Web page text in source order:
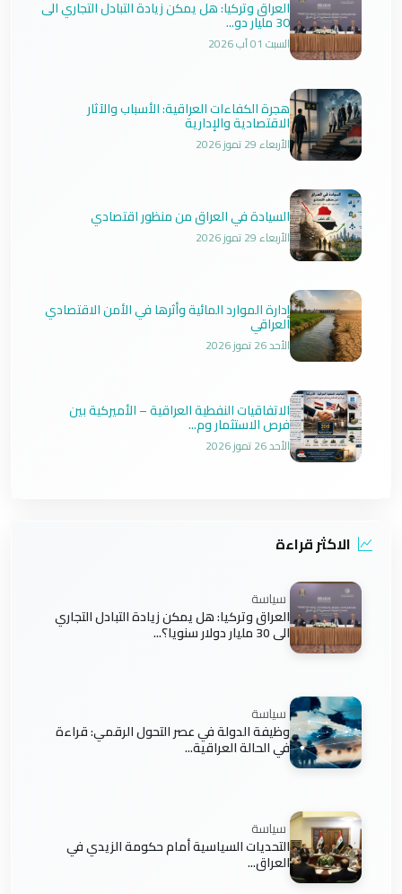
العراق وتركيا: هل يمكن زيادة التبادل التجاري الى
30 مليار دو...
السبت 01 آب 2026
هجرة الكفاءات العراقية: الأسباب والآثار
الاقتصادية والإدارية
الأربعاء 29 تموز 2026
السيادة في العراق من منظور اقتصادي
الأربعاء 29 تموز 2026
إدارة الموارد المائية وأثرها في الأمن الاقتصادي
العراقي
الأحد 26 تموز 2026
الاتفاقيات النفطية العراقية – الأميركية بين
فرص الاستثمار وم...
الأحد 26 تموز 2026
الاكثر قراءة
سياسة
العراق وتركيا: هل يمكن زيادة التبادل التجاري
الى 30 مليار دولار سنويا؟...
سياسة
وظيفة الدولة في عصر التحول الرقمي: قراءة
في الحالة العراقية...
سياسة
التحديات السياسية أمام حكومة الزيدي في
العراق...